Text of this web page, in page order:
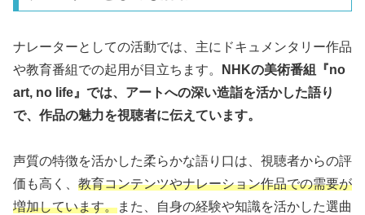
ナレーターとしての活動では、主にドキュメンタリー作品
や教育番組での起用が目立ちます。
NHKの美術番組『no
art, no life』では、アートへの深い造詣を活かした語り
で、作品の魅力を視聴者に伝えています。
声質の特徴を活かした柔らかな語り口は、視聴者からの評
価も高く、 教育コンテンツやナレーション作品での需要が
増加しています。また、自身の経験や知識を活かした選曲